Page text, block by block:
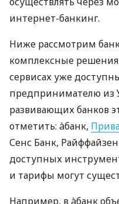
интернет-банкинг.
Ниже рассмотрим
комплексные решения
сервисах уже
предпринимателю из
развивающих банков
отметить: àбанк,
Сенс Банк,
доступных
и тарифы могут
Например, в àбанк